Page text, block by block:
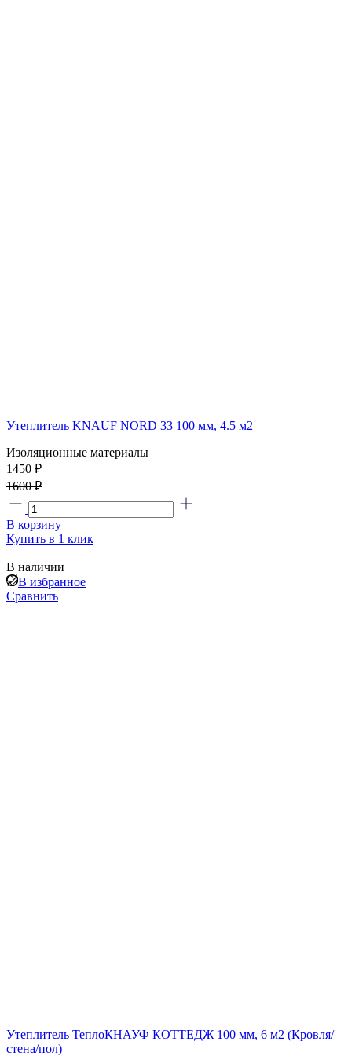
Утеплитель KNAUF NORD 33 100 мм, 4.5 м2
Изоляционные материалы
1450 ₽
1600 ₽
В корзину
Купить в 1 клик
В наличии
В избранное
Сравнить
Утеплитель ТеплоКНАУФ КОТТЕДЖ 100 мм, 6 м2 (Кровля/
стена/пол)